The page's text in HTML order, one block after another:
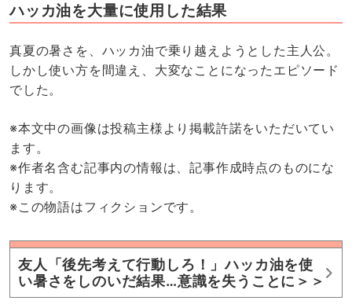
ハッカ油を大量に使用した結果
真夏の暑さを、ハッカ油で乗り越えようとした主人公。
しかし使い方を間違え、大変なことになったエピソード
でした。
※本文中の画像は投稿主様より掲載許諾をいただいてい
ます。
※作者名含む記事内の情報は、記事作成時点のものにな
ります。
※この物語はフィクションです。
友人「後先考えて行動しろ！」ハッカ油を使
い暑さをしのいだ結果…意識を失うことに＞＞